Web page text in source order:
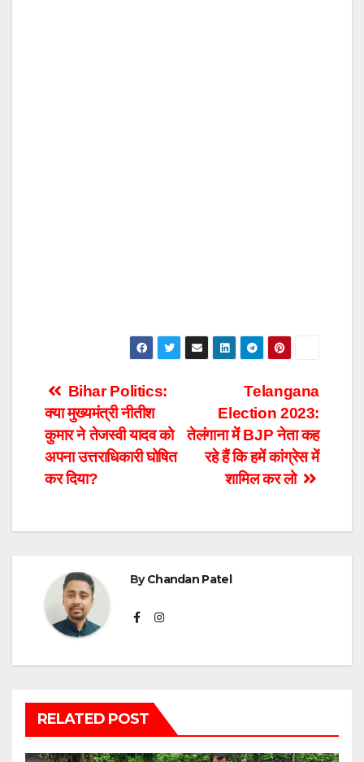
Post
navigation
Telangana
Election 2023:
तेलंगाना में BJP नेता कह
रहे हैं कि हमें कांग्रेस में
शामिल कर लो
Bihar Politics:
क्या मुख्यमंत्री नीतीश
कुमार ने तेजस्वी यादव को
अपना उत्तराधिकारी घोषित
कर दिया?
ByChandan Patel
RELATED POST